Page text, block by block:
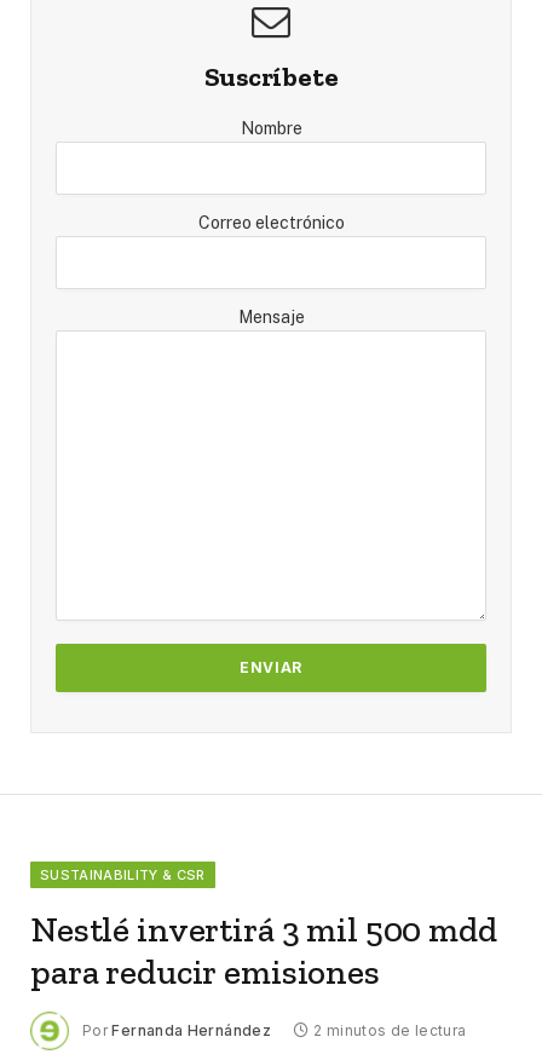
Suscríbete
Nombre
Correo electrónico
Mensaje
SUSTAINABILITY & CSR
Nestlé invertirá 3 mil 500 mdd
para reducir emisiones
Por Fernanda Hernández 2 minutos de lectura